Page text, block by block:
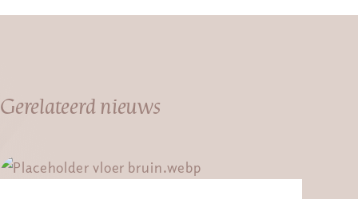
Gerelateerd nieuws